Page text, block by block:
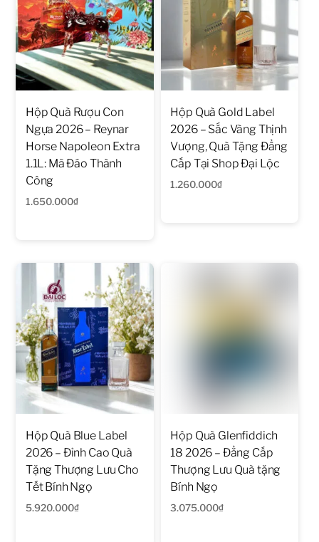
Hộp Quà Rượu Con
Ngựa 2026 – Reynar
Horse Napoleon Extra
1.1L: Mã Đáo Thành
Công
1.650.000₫
Hộp Quà Gold Label
2026 – Sắc Vàng Thịnh
Vượng, Quà Tặng Đẳng
Cấp Tại Shop Đại Lộc
1.260.000₫
Hộp Quà Blue Label
2026 – Đỉnh Cao Quà
Tặng Thượng Lưu Cho
Tết Bính Ngọ
5.920.000₫
Hộp Quà Glenfiddich
18 2026 – Đẳng Cấp
Thượng Lưu Quà tặng
Bính Ngọ
3.075.000₫